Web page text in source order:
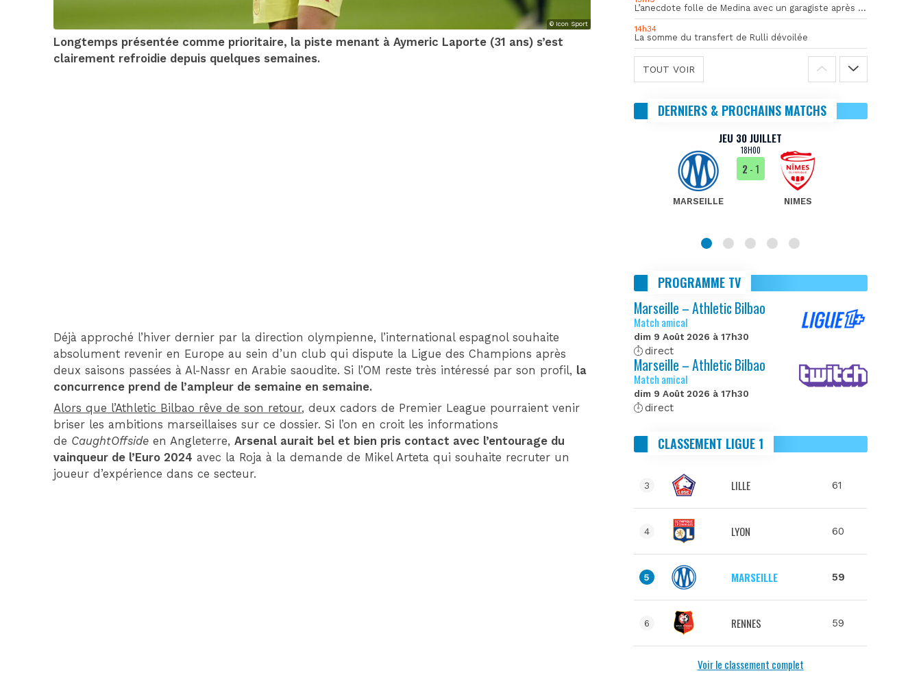
© Icon Sport
Longtemps présentée comme prioritaire, la piste menant à Aymeric Laporte (31 ans) s’est
clairement refroidie depuis quelques semaines.
Déjà approché l’hiver dernier par la direction olympienne, l’international espagnol souhaite
absolument revenir en Europe au sein d’un club qui dispute la Ligue des Champions après
deux saisons passées à Al-Nassr en Arabie saoudite. Si l’OM reste très intéressé par son profil, la
concurrence prend de l’ampleur de semaine en semaine.
Alors que l’Athletic Bilbao rêve de son retour, deux cadors de Premier League pourraient venir
briser les ambitions marseillaises sur ce dossier. Si l’on en croit les informations
de CaughtOffside en Angleterre,Arsenal aurait bel et bien pris contact avec l’entourage du
vainqueur de l’Euro 2024 avec la Roja à la demande de Mikel Arteta qui souhaite recruter un
joueur d’expérience dans ce secteur.
L’anecdote folle de Medina avec un garagiste après le Mondial
14h34
La somme du transfert de Rulli dévoilée
TOUT VOIR
DERNIERS & PROCHAINS MATCHS
JEU 30 JUILLET
18H00
MARSEILLE
2- 1
NIMES
PROGRAMME TV
Marseille – Athletic Bilbao
Match amical
dim 9 Août 2026 à 17h30
direct
Marseille – Athletic Bilbao
Match amical
dim 9 Août 2026 à 17h30
direct
CLASSEMENT LIGUE 1
3 LILLE 61
4 LYON 60
5 MARSEILLE 59
6 RENNES 59
Voir le classement complet